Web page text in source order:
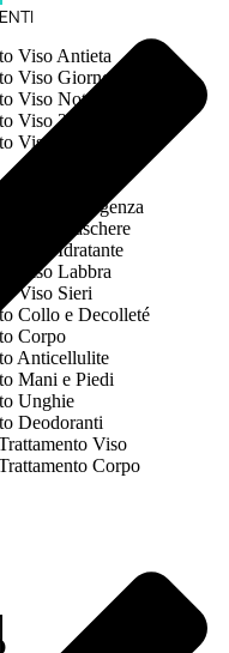
Viso Antieta
Viso Giorno
Viso Notte
Viso 24 Ore
Viso Bb E Cc
Viso Occhi
Viso Detergenza
Viso Maschere
Viso Idratante
Viso Labbra
Viso Sieri
Collo e Decolleté
Corpo
Anticellulite
Mani e Piedi
Unghie
Deodoranti
Viso
Corpo